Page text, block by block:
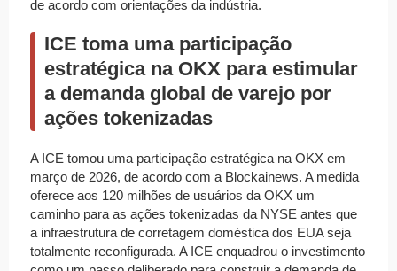
de acordo com orientações da indústria.
ICE toma uma participação
estratégica na OKX para estimular
a demanda global de varejo por
ações tokenizadas
A ICE tomou uma participação estratégica na OKX em
março de 2026, de acordo com a Blockainews. A medida
oferece aos 120 milhões de usuários da OKX um
caminho para as ações tokenizadas da NYSE antes que
a infraestrutura de corretagem doméstica dos EUA seja
totalmente reconfigurada. A ICE enquadrou o investimento